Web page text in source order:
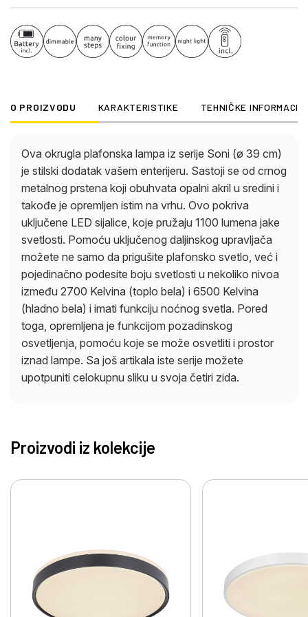
sliku u svoja četiri zida.
O PROIZVODU KARAKTERISTIKE TEHNIČKE
Ova okrugla plafonska lampa iz serije Soni (ø 39 cm)
je stilski dodatak vašem enterijeru. Sastoji se od crnog
metalnog prstena koji obuhvata opalni akril u sredini i
takođe je opremljen istim na vrhu. Ovo pokriva
uključene LED sijalice, koje pružaju 1100 lumena jake
svetlosti. Pomoću uključenog daljinskog upravljača
možete ne samo da prigušite plafonsko svetlo, već i
pojedinačno podesite boju svetlosti u nekoliko nivoa
između 2700 Kelvina (toplo bela) i 6500 Kelvina
(hladno bela) i imati funkciju noćnog svetla. Pored
toga, opremljena je funkcijom pozadinskog
osvetljenja, pomoću koje se može osvetliti i prostor
iznad lampe. Sa još artikala iste serije možete
upotpuniti celokupnu sliku u svoja četiri zida.
Proizvodi iz kolekcije